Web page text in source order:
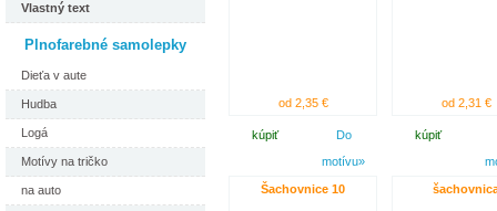
Vlastný text
Plnofarebné samolepky
Dieťa v aute
Hudba
Logá
Motívy na tričko
na auto
od 2,35 €
kúpiť
Do
motívu»
od 2,31 €
kúpiť
Šachovnice 10